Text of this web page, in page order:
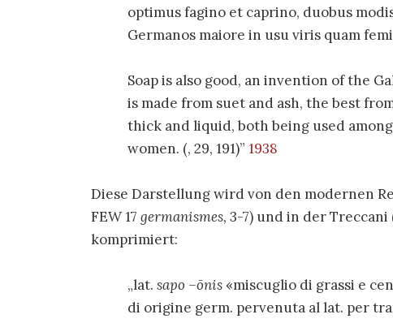
optimus fagino et caprino, duobus
Germanos maiore in usu viris quam
Soap is also good, an invention of the
is made from suet and ash, the best
thick and liquid, both being used
women. (, 29, 191) 1938
Diese Darstellung wird von den modernen
FEW 17 germanismes, 3-7) und in der Treccani
komprimiert:
lat. sapo –ōnis«miscuglio di grassi e
di origine germ. pervenuta al lat. per